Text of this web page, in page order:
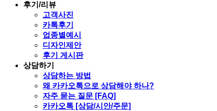
후기/리뷰
고객사진
카톡후기
업종별예시
디자인제안
후기 게시판
상담하기
상담하는 방법
왜 카카오톡으로 상담해야 하나?
자주 묻는 질문 [FAQ]
카카오톡 [상담/시안/주문]